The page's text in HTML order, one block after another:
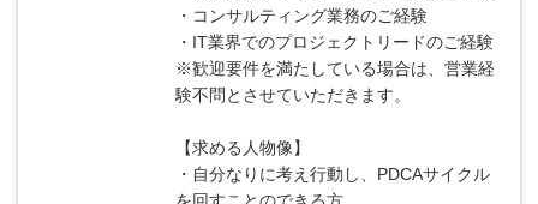
・コンサルティング業務のご経験
・IT業界でのプロジェクトリードのご経験
※歓迎要件を満たしている場合は、営業経
験不問とさせていただきます。
【求める人物像】
・自分なりに考え行動し、PDCAサイクル